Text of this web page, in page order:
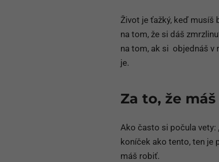
Život je ťažký, keď musíš
na tom, že si dáš
na tom, ak si objednáš v
je.
Za to, že
Ako často si počula vety:
koníček ako tento, ten je
máš robiť.